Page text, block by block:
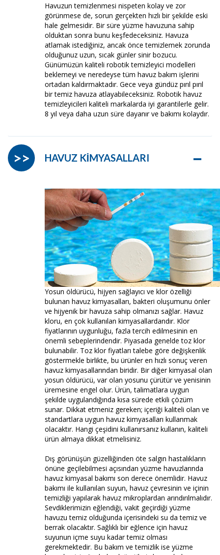
Havuzun temizlenmesi nispeten kolay ve zor
görünmese de, sorun gerçekten hızlı bir şekilde eski
hale gelmesidir. Bir süre yüzme havuzuna sahip
olduktan sonra bunu keşfedeceksiniz. Havuza
atlamak istediğiniz, ancak önce temizlemek zorunda
olduğunuz uzun, sıcak günler sinir bozucu.
Günümüzün kaliteli robotik temizleyici modelleri
beklemeyi ve neredeyse tüm havuz bakım işlerini
ortadan kaldırmaktadır. Gece veya gündüz pırıl pırıl
bir temiz havuza atlayabileceksiniz. Robotik havuz
temizleyicileri kaliteli markalarda iyi garantilerle gelir.
8 yıl veya daha uzun süre dayanır ve bakımı kolaydır.
HAVUZ KİMYASALLARI –
>>
Yosun öldürücü, hijyen sağlayıcı ve klor özelliği
bulunan havuz kimyasalları, bakteri oluşumunu önler
ve hijyenik bir havuza sahip olmanızı sağlar. Havuz
kloru, en çok kullanılan kimyasallardandır. Klor
fiyatlarının uygunluğu, fazla tercih edilmesinin en
önemli sebeplerindendir. Piyasada genelde toz klor
bulunabilir. Toz klor fiyatları talebe göre değişkenlik
göstermekle birlikte, bu ürünler en hızlı sonuç veren
havuz kimyasallarından biridir. Bir diğer kimyasal olan
yosun öldürücü, var olan yosunu çürütür ve yenisinin
üremesine engel olur. Ürün, talimatlara uygun
şekilde uygulandığında kısa sürede etkili çözüm
sunar. Dikkat etmeniz gereken; içeriği kaliteli olan ve
standartlara uygun havuz kimyasalları kullanmak
olacaktır. Hangi çeşidini kullanırsanız kullanın, kaliteli
ürün almaya dikkat etmelisiniz.
Dış görünüşün güzelliğinden öte salgın hastalıkların
önüne geçilebilmesi açısından yüzme havuzlarında
havuz kimyasal bakımı son derece önemlidir. Havuz
bakımı ile kullanılan suyun, havuz çevresinin ve içinin
temizliği yapılarak havuz mikroplardan arındırılmalıdır.
Sevdiklerimizin eğlendiği, vakit geçirdiği yüzme
havuzu temiz olduğunda içerisindeki su da temiz ve
berrak olacaktır. Sağlıklı bir eğlence için havuz
suyunun içme suyu kadar temiz olması
gerekmektedir. Bu bakım ve temizlik ise yüzme